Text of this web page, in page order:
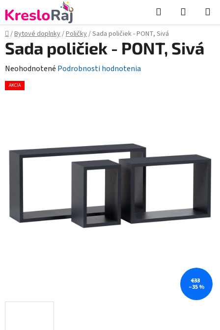
na
obsah
Hľadať
KOŠÍK
Domov
/Bytové doplnky/Poličky/Sada poličiek - PONT, Sivá
Sada poličiek - PONT, Sivá
Priemerné
hodnotenie
hviezdičiek.
Neohodnotené Podrobnosti hodnotenia
AKCIA
€33
–35 %